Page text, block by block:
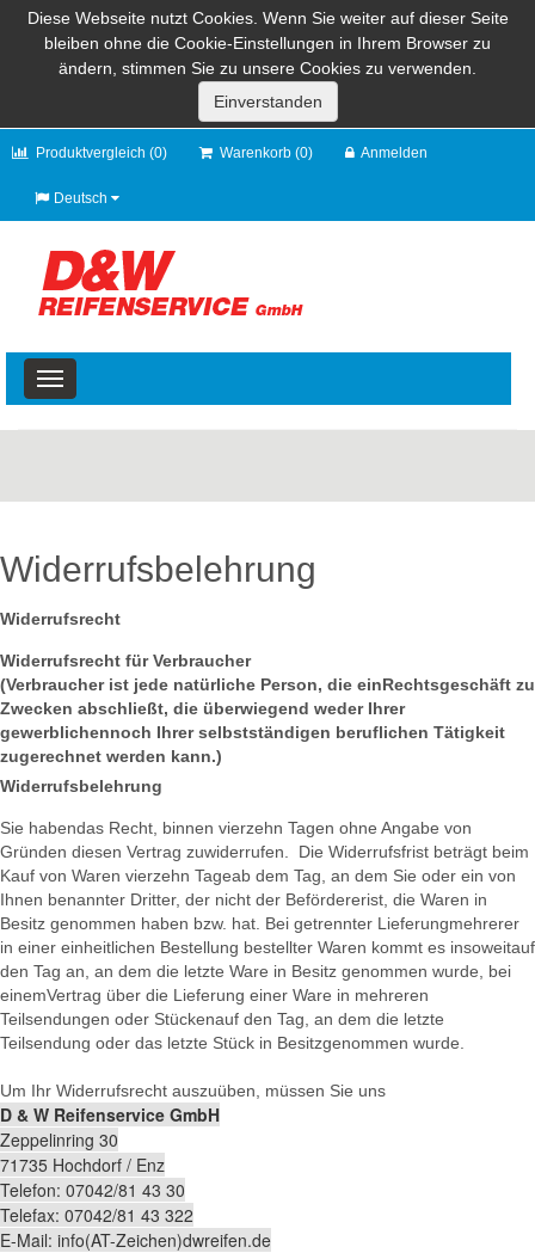
Diese Webseite nutzt Cookies. Wenn Sie weiter auf dieser Seite
bleiben ohne die Cookie-Einstellungen in Ihrem Browser zu
ändern, stimmen Sie zu unsere Cookies zu verwenden.
Produktvergleich (0) Warenkorb (0) Anmelden
Deutsch
Toggle
navigation
Widerrufsbelehrung
Widerrufsrecht
Widerrufsrecht für Verbraucher
(Verbraucher ist jede natürliche Person, die einRechtsgeschäft zu
Zwecken abschließt, die überwiegend weder Ihrer
gewerblichennoch Ihrer selbstständigen beruflichen Tätigkeit
zugerechnet werden kann.)
Widerrufsbelehrung
Sie habendas Recht, binnen vierzehn Tagen ohne Angabe von
Gründen diesen Vertrag zuwiderrufen. Die Widerrufsfrist beträgt beim
Kauf von Waren vierzehn Tageab dem Tag, an dem Sie oder ein von
Ihnen benannter Dritter, der nicht der Befördererist, die Waren in
Besitz genommen haben bzw. hat. Bei getrennter Lieferungmehrerer
in einer einheitlichen Bestellung bestellter Waren kommt es insoweitauf
den Tag an, an dem die letzte Ware in Besitz genommen wurde, bei
einemVertrag über die Lieferung einer Ware in mehreren
Teilsendungen oder Stückenauf den Tag, an dem die letzte
Teilsendung oder das letzte Stück in Besitzgenommen wurde.
Um Ihr Widerrufsrecht auszuüben, müssen Sie uns
D & W Reifenservice GmbH
Zeppelinring 30
71735 Hochdorf / Enz
Telefon: 07042/81 43 30
Telefax: 07042/81 43 322
E-Mail: info(AT-Zeichen)dwreifen.de